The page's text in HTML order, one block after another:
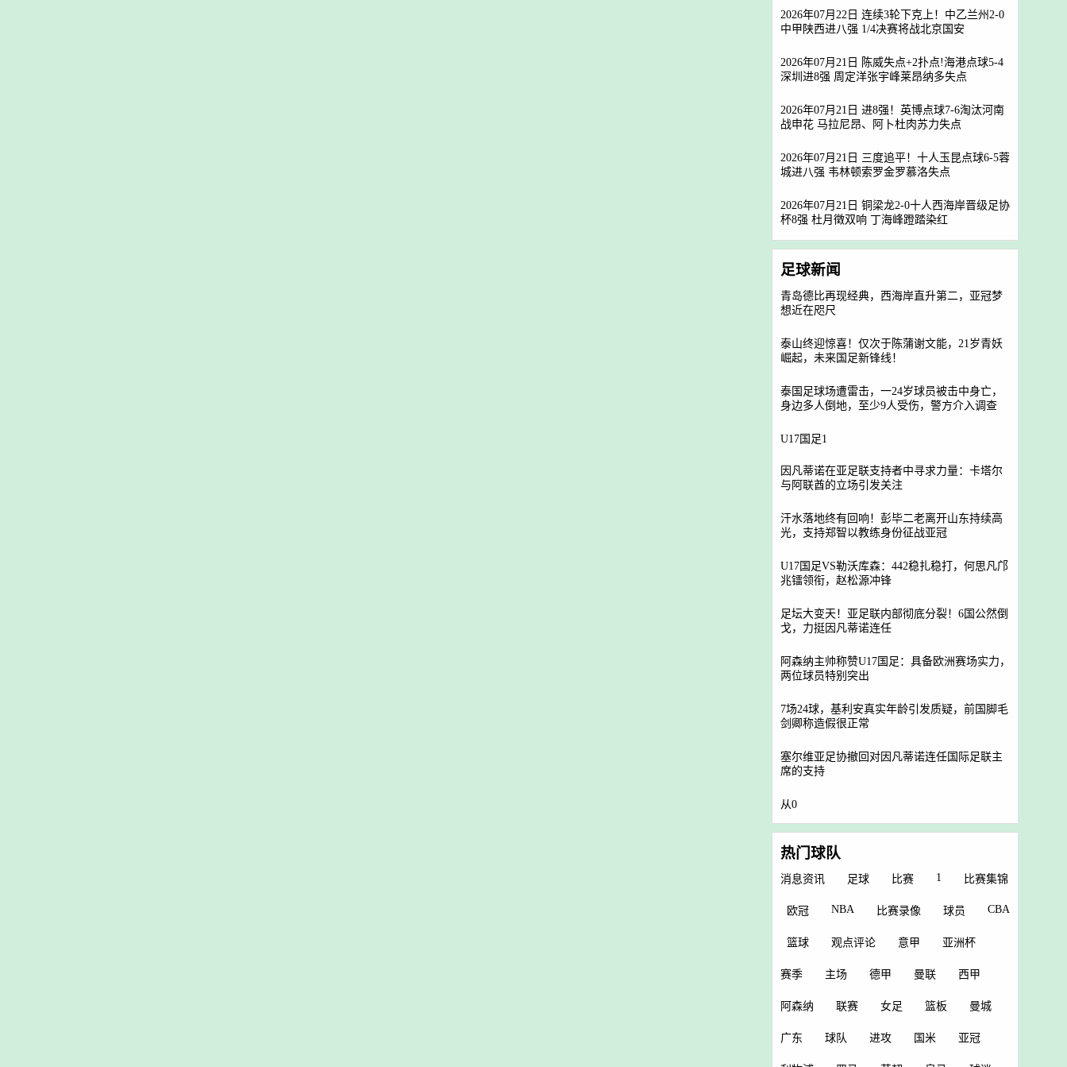
2026年07月22日 连续3轮下克上！中乙兰州2-0
中甲陕西进八强 1/4决赛将战北京国安
2026年07月21日 陈威失点+2扑点!海港点球5-4
深圳进8强 周定洋张宇峰莱昂纳多失点
2026年07月21日 进8强！英博点球7-6淘汰河南
战申花 马拉尼昂、阿卜杜肉苏力失点
2026年07月21日 三度追平！十人玉昆点球6-5蓉
城进八强 韦林顿索罗金罗慕洛失点
2026年07月21日 铜梁龙2-0十人西海岸晋级足协
杯8强 杜月徵双响 丁海峰蹬踏染红
足球新闻
青岛德比再现经典，西海岸直升第二，亚冠梦
想近在咫尺
泰山终迎惊喜！仅次于陈蒲谢文能，21岁青妖
崛起，未来国足新锋线！
泰国足球场遭雷击，一24岁球员被击中身亡，
身边多人倒地，至少9人受伤，警方介入调查
U17国足1
因凡蒂诺在亚足联支持者中寻求力量：卡塔尔
与阿联酋的立场引发关注
汗水落地终有回响！彭毕二老离开山东持续高
光，支持郑智以教练身份征战亚冠
U17国足VS勒沃库森：442稳扎稳打，何思凡邝
兆镭领衔，赵松源冲锋
足坛大变天！亚足联内部彻底分裂！6国公然倒
戈，力挺因凡蒂诺连任
阿森纳主帅称赞U17国足：具备欧洲赛场实力，
两位球员特别突出
7场24球，基利安真实年龄引发质疑，前国脚毛
剑卿称造假很正常
塞尔维亚足协撤回对因凡蒂诺连任国际足联主
席的支持
从0
热门球队
消息资讯 足球 比赛 1 比赛集锦
欧冠 NBA 比赛录像 球员 CBA
篮球 观点评论 意甲 亚洲杯
赛季 主场 德甲 曼联 西甲
阿森纳 联赛 女足 篮板 曼城
广东 球队 进攻 国米 亚冠